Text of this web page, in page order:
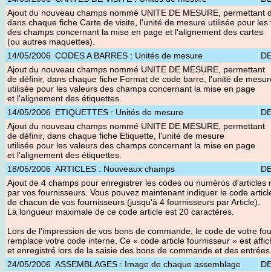
Ajout du nouveau champs nommé UNITE DE MESURE, permettant
dans chaque fiche Carte de visite, l'unité de mesure utilisée pour les
des champs concernant la mise en page et l'alignement des cartes
(ou autres maquettes).
14/05/2006 CODES A BARRES : Unités de mesure
Ajout du nouveau champs nommé UNITE DE MESURE, permettant
de définir, dans chaque fiche Format de code barre, l'unité de
utilisée pour les valeurs des champs concernant la mise en page
et l'alignement des étiquettes.
14/05/2006 ETIQUETTES : Unités de mesure
Ajout du nouveau champs nommé UNITE DE MESURE, permettant
de définir, dans chaque fiche Etiquette, l'unité de mesure
utilisée pour les valeurs des champs concernant la mise en page
et l'alignement des étiquettes.
18/05/2006 ARTICLES : Nouveaux champs
Ajout de 4 champs pour enregistrer les codes ou numéros d'articles
par vos fournisseurs. Vous pouvez maintenant indiquer le code
de chacun de vos fournisseurs (jusqu'à 4 fournisseurs par Article).
La longueur maximale de ce code article est 20 caractères.
Lors de l'impression de vos bons de commande, le code de votre
remplace votre code interne. Ce « code article fournisseur » est
et enregistré lors de la saisie des bons de commande et des
24/05/2006 ASSEMBLAGES : Image de chaque assemblage